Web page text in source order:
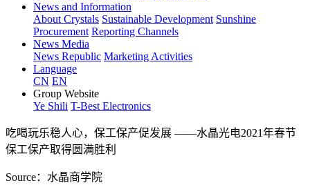
News and Information
About Crystals Sustainable Development Sunshine
Procurement Reporting Channels
News Media
News Republic Marketing Activities
Language
CN EN
Group Website
Ye Shili T-Best Electronics
吃喝玩乐稳人心，保工保产促发展 ——水晶光电2021年春节
保工保产取得圆满胜利
Source：水晶商学院